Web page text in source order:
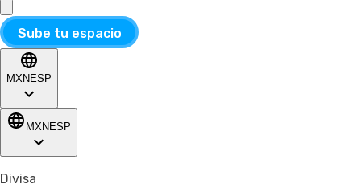
Sube tu espacio
MXN ESP
MXN ESP
Divisa